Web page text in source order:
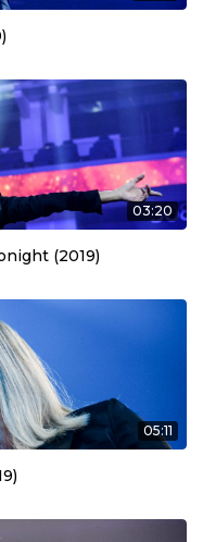
03:20
(2019)
05:11